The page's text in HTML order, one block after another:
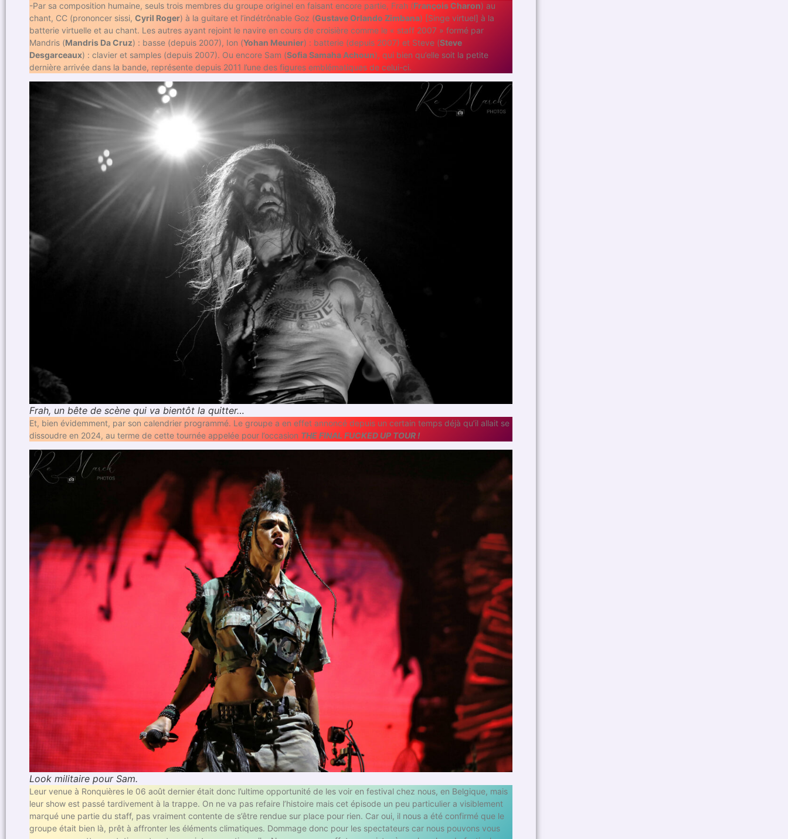
-Par sa composition humaine, seuls trois membres du groupe originel en faisant encore partie, Frah (François Charon) au
chant, CC (prononcer sissi, Cyril Roger) à la guitare et l’indétrônable Goz (Gustave Orlando Zimbana) [Singe virtuel] à la
batterie virtuelle et au chant. Les autres ayant rejoint le navire en cours de croisière comme le « staff 2007 » formé par
Mandris (Mandris Da Cruz) : basse (depuis 2007), Ion (Yohan Meunier) : batterie (depuis 2007) et Steve (Steve
Desgarceaux) : clavier et samples (depuis 2007). Ou encore Sam (Sofia Samaha Achoun), qui bien qu’elle soit la petite
dernière arrivée dans la bande, représente depuis 2011 l’une des figures emblématiques de celui-ci.
Frah, un bête de scène qui va bientôt la quitter…
Et, bien évidemment, par son calendrier programmé. Le groupe a en effet annoncé depuis un certain temps déjà qu’il allait se
dissoudre en 2024, au terme de cette tournée appelée pour l’occasion THE FINAL FUCKED UP TOUR !
Look militaire pour Sam.
Leur venue à Ronquières le 06 août dernier était donc l’ultime opportunité de les voir en festival chez nous, en Belgique, mais
leur show est passé tardivement à la trappe. On ne va pas refaire l’histoire mais cet épisode un peu particulier a visiblement
marqué une partie du staff, pas vraiment contente de s’être rendue sur place pour rien. Car oui, il nous a été confirmé que le
groupe était bien là, prêt à affronter les éléments climatiques. Dommage donc pour les spectateurs car nous pouvons vous